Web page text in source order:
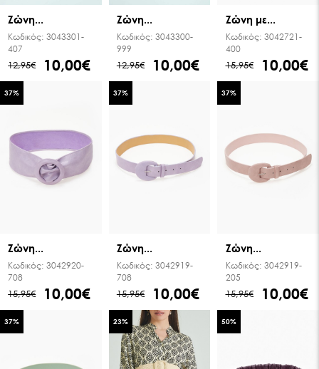
Ζώνη...
Κωδικός: 3043301-
407
12,95€ 10,00€
Ζώνη...
Κωδικός: 3043300-
999
12,95€ 10,00€
Ζώνη με...
Κωδικός: 3042721-
400
15,95€ 10,00€
37%
Ζώνη...
Κωδικός: 3042920-
708
15,95€ 10,00€
37%
Ζώνη...
Κωδικός: 3042919-
708
15,95€ 10,00€
37%
Ζώνη...
Κωδικός: 3042919-
205
15,95€ 10,00€
37% 23% 50%